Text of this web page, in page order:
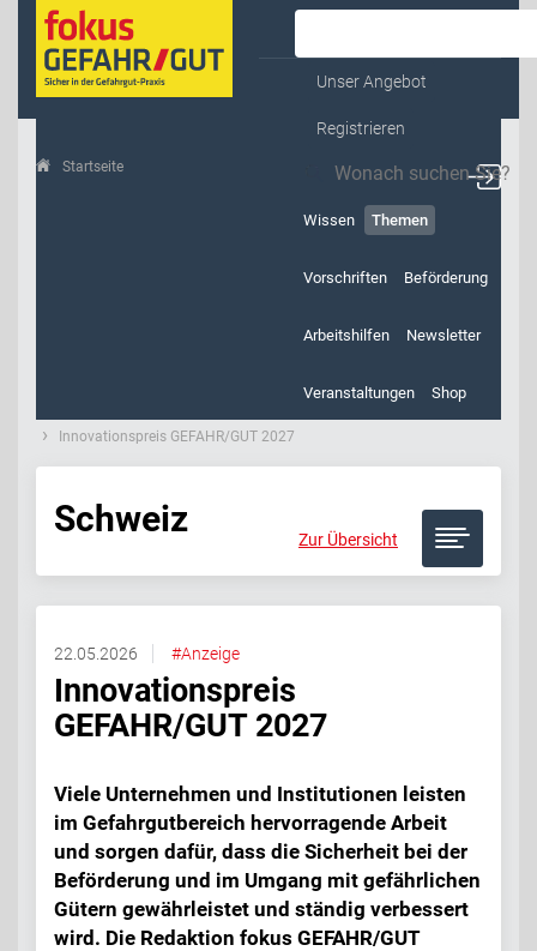
Unser Angebot
Registrieren
Wissen Themen
Vorschriften Beförderung
Arbeitshilfen Newsletter
Veranstaltungen Shop
Startseite
Innovationspreis GEFAHR/GUT 2027
Zur Übersicht
Schweiz
22.05.2026 #Anzeige
Innovationspreis
GEFAHR/GUT 2027
Viele Unternehmen und Institutionen leisten
im Gefahrgutbereich hervorragende Arbeit
und sorgen dafür, dass die Sicherheit bei der
Beförderung und im Umgang mit gefährlichen
Gütern gewährleistet und ständig verbessert
wird. Die Redaktion fokus GEFAHR/GUT